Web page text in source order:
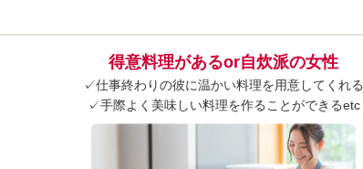
得意料理があるor自炊派の女性
✓仕事終わりの彼に温かい料理を用意してくれる
✓手際よく美味しい料理を作ることができるetc